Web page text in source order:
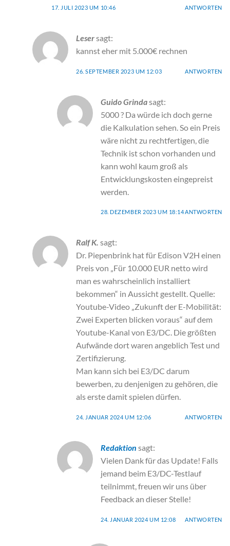
17. JULI 2023 UM 10:46 ANTWORTEN
Lesersagt:
kannst eher mit 5.000€ rechnen
26. SEPTEMBER 2023 UM 12:03 ANTWORTEN
Guido Grindasagt:
5000 ? Da würde ich doch gerne
die Kalkulation sehen. So ein Preis
wäre nicht zu rechtfertigen, die
Technik ist schon vorhanden und
kann wohl kaum groß als
Entwicklungskosten eingepreist
werden.
28. DEZEMBER 2023 UM 18:14ANTWORTEN
Ralf K. sagt:
Dr. Piepenbrink hat für Edison V2H einen
Preis von „Für 10.000 EUR netto wird
man es wahrscheinlich installiert
bekommen“ in Aussicht gestellt. Quelle:
Youtube-Video „Zukunft der E-Mobilität:
Zwei Experten blicken voraus“ auf dem
Youtube-Kanal von E3/DC. Die größten
Aufwände dort waren angeblich Test und
Zertifizierung.
Man kann sich bei E3/DC darum
bewerben, zu denjenigen zu gehören, die
als erste damit spielen dürfen.
24. JANUAR 2024 UM 12:06 ANTWORTEN
Redaktion sagt:
Vielen Dank für das Update! Falls
jemand beim E3/DC-Testlauf
teilnimmt, freuen wir uns über
Feedback an dieser Stelle!
24. JANUAR 2024 UM 12:08 ANTWORTEN